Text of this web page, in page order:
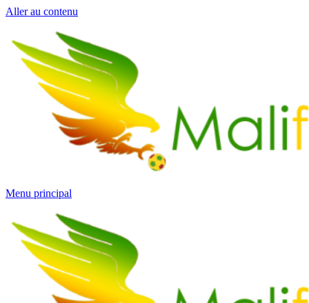
Aller au contenu
Menu principal